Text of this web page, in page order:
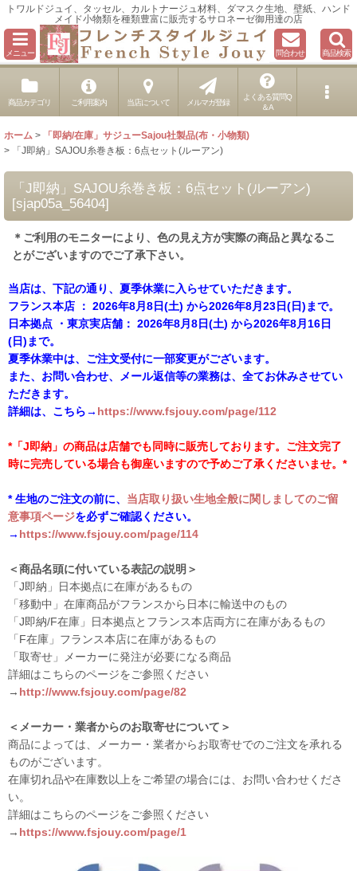
トワルドジュイ、タッセル、カルトナージュ材料、ダマスク生地、壁紙、ハンド
メイド小物類を種類豊富に販売するサロネーゼ御用達の店
メニュー 問合わせ 商品検索
商品カテゴリ ご利用案内 当店について メルマガ登録
よくある質問Q
＆A
ホーム >
「即納/在庫」サジューSajou社製品(布・小物類)
>
「J即納」SAJOU糸巻き板：6点セット(ルーアン)
「J即納」SAJOU糸巻き板：6点セット(ルーアン)
[sjap05a_56404]
＊ご利用のモニターにより、色の見え方が実際の商品と異なるこ
とがございますのでご了承下さい。
当店は、下記の通り、夏季休業に入らせていただきます。
フランス本店 ： 2026年8月8日(土) から2026年8月23日(日)まで。
日本拠点 ・東京実店舗： 2026年8月8日(土) から2026年8月16日
(日)まで。
夏季休業中は、ご注文受付に一部変更がございます。
また、お問い合わせ、メール返信等の業務は、全てお休みさせてい
ただきます。
詳細は、こちら→ https://www.fsjouy.com/page/112
*「J即納」の商品は店舗でも同時に販売しております。ご注文完了
時に完売している場合も御座いますので予めご了承くださいませ。*
* 生地のご注文の前に、 当店取り扱い生地全般に関しましてのご留
意事項ページを必ずご確認ください。
→ https://www.fsjouy.com/page/114
＜商品名頭に付いている表記の説明＞
「J即納」日本拠点に在庫があるもの
「移動中」在庫商品がフランスから日本に輸送中のもの
「J即納/F在庫」日本拠点とフランス本店両方に在庫があるもの
「F在庫」フランス本店に在庫があるもの
「取寄せ」メーカーに発注が必要になる商品
詳細はこちらのページをご参照ください
→ http://www.fsjouy.com/page/82
＜メーカー・業者からのお取寄せについて＞
商品によっては、メーカー・業者からお取寄せでのご注文を承れる
ものがございます。
在庫切れ品や在庫数以上をご希望の場合には、お問い合わせくださ
い。
詳細はこちらのページをご参照ください
→ https://www.fsjouy.com/page/1